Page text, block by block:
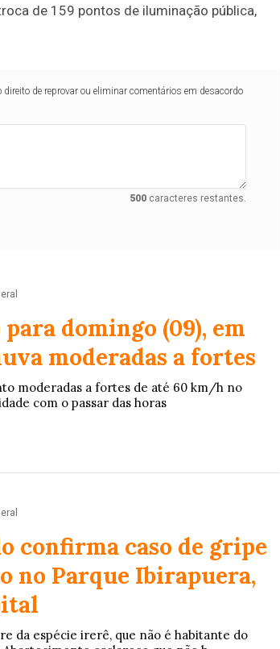
de 159 pontos de iluminação pública,
de reprovar ou eliminar comentários em desacordo
500caracteres restantes.
domingo (09), em
moderadas a fortes
moderadas a fortes de até 60 km/h no
com o passar das horas
confirma caso de gripe
no Parque Ibirapuera,
da espécie irerê, que não é habitante do